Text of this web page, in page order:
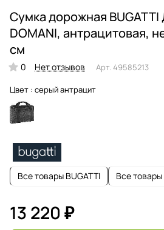
Сумка дорожная
DOMANI, антрацитовая,
см
0 Нет отзывов Арт. 49585213
Цвет : серый антрацит
Все товары BUGATTI Все товары
13 220 ₽